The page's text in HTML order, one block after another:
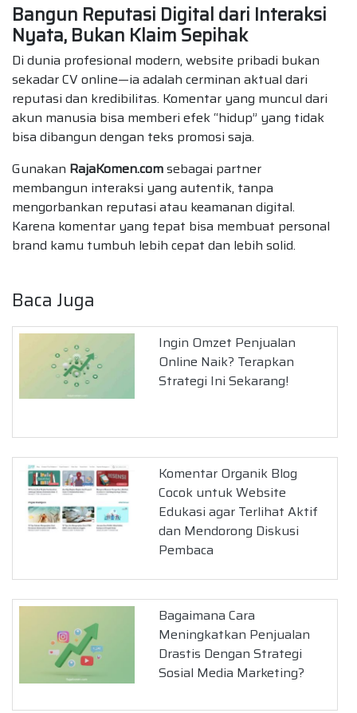
Bangun Reputasi Digital dari Interaksi
Nyata, Bukan Klaim Sepihak
Di dunia profesional modern, website pribadi bukan
sekadar CV online—ia adalah cerminan aktual dari
reputasi dan kredibilitas. Komentar yang muncul dari
akun manusia bisa memberi efek “hidup” yang tidak
bisa dibangun dengan teks promosi saja.
Gunakan RajaKomen.comsebagai partner
membangun interaksi yang autentik, tanpa
mengorbankan reputasi atau keamanan digital.
Karena komentar yang tepat bisa membuat personal
brand kamu tumbuh lebih cepat dan lebih solid.
Baca Juga
Ingin Omzet Penjualan
Online Naik? Terapkan
Strategi Ini Sekarang!
Komentar Organik Blog
Cocok untuk Website
Edukasi agar Terlihat Aktif
dan Mendorong Diskusi
Pembaca
Bagaimana Cara
Meningkatkan Penjualan
Drastis Dengan Strategi
Sosial Media Marketing?